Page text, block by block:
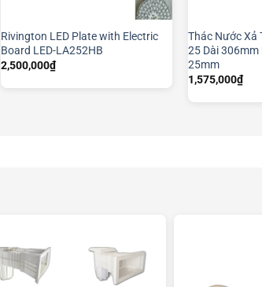
Rivington LED Plate with Electric
Board LED-LA252HB
2,500,000₫
Thác Nước Xả
25 Dài
25mm
1,575,000₫